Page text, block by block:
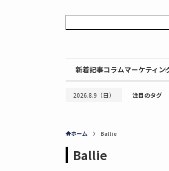
新着記事コラムマーケティン
2026.8.9（日） 注目のタグ
ホーム Ballie
Ballie